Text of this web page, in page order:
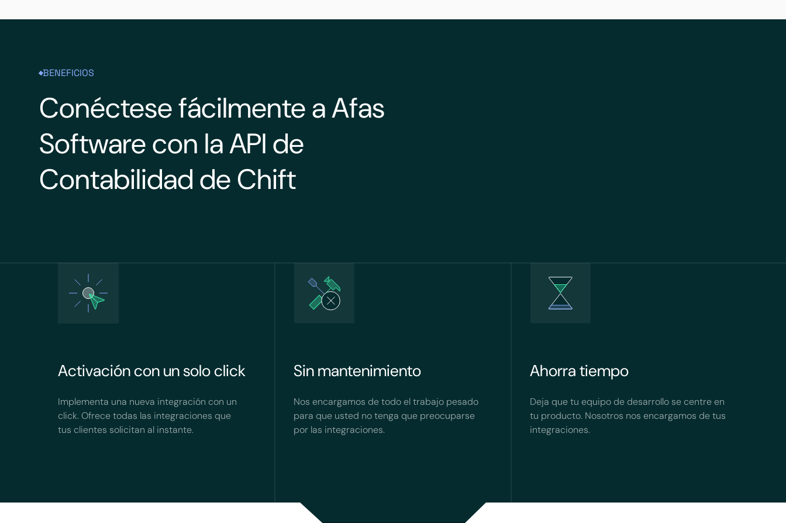
BENEFICIOS
Conéctese fácilmente a Afas
Software con la API de
Contabilidad de Chift
Activación con un solo click
Implementa una nueva integración con un
click. Ofrece todas las integraciones que
tus clientes solicitan al instante.
Sin mantenimiento
Nos encargamos de todo el trabajo pesado
para que usted no tenga que preocuparse
por las integraciones.
Ahorra tiempo
Deja que tu equipo de desarrollo se centre en
tu producto. Nosotros nos encargamos de tus
integraciones.